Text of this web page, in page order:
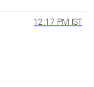
12:17 PM IST